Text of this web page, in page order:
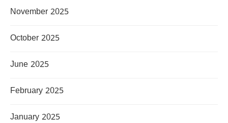
November 2025
October 2025
June 2025
February 2025
January 2025